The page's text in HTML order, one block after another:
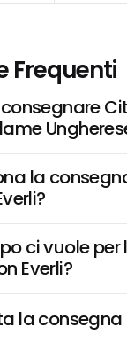
Frequenti
la
ci vuole per
Everli?
la consegna